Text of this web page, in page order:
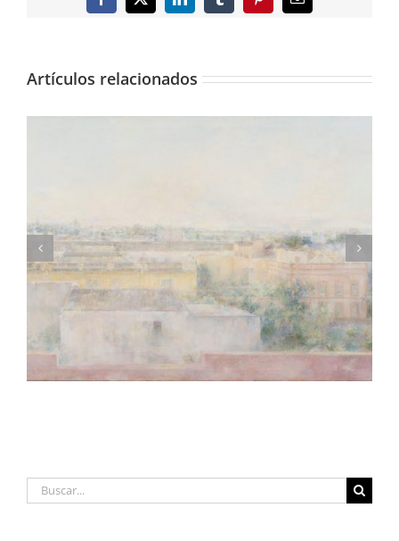
Facebook
X LinkedInTumblrPinterestCorreo
electrónico
Artículos relacionados
Consigue una lámina de «Madrileños»,
fotolibro de Adolfo Morales
Buscar: